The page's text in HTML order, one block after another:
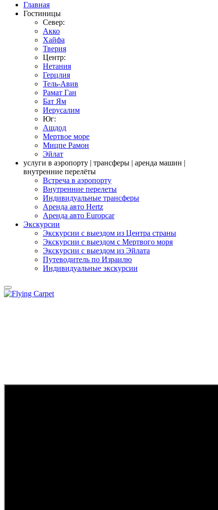
Главная
Гостиницы
Север:
Акко
Хайфа
Тверия
Центр:
Нетания
Герцлия
Тель-Авив
Рамат Ган
Бат Ям
Иерусалим
Юг:
Ашдод
Мертвое море
Мицпе Рамон
Эйлат
услуги в аэропорту | трансферы | аренда машин |
внутренние перелёты
Встреча в аэропорту
Внутренние перелеты
Индивидуальные трансферы
Аренда авто Hertz
Аренда авто Europcar
Экскурсии
Экскурсии с выездом из Центра страны
Экскурсии с выездом c Мертвого моря
Экскурсии с выездом из Эйлата
Путеводитель по Израилю
Индивидуальные экскурсии